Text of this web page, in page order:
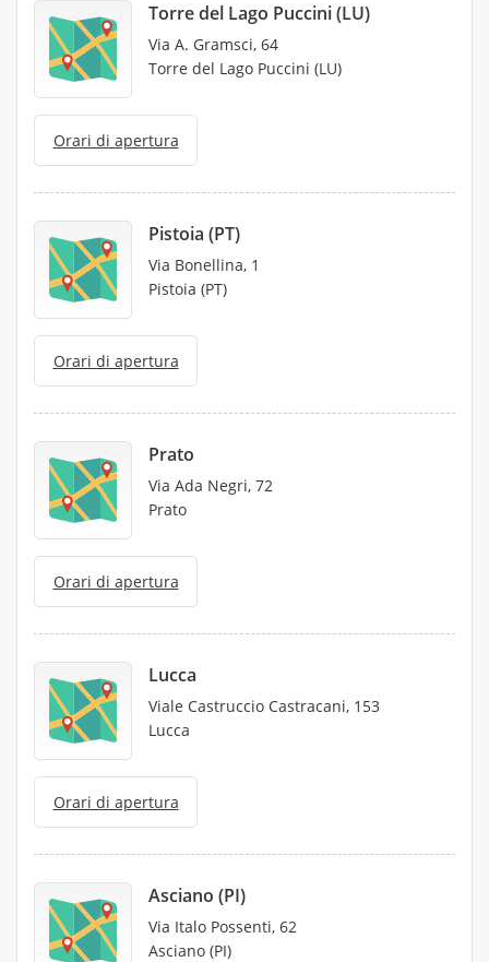
Torre del Lago Puccini (LU)
Via A. Gramsci, 64
Torre del Lago Puccini (LU)
Orari di apertura
Pistoia (PT)
Via Bonellina, 1
Pistoia (PT)
Orari di apertura
Prato
Via Ada Negri, 72
Prato
Orari di apertura
Lucca
Viale Castruccio Castracani, 153
Lucca
Orari di apertura
Asciano (PI)
Via Italo Possenti, 62
Asciano (PI)